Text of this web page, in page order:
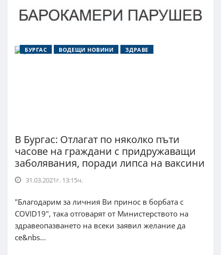
БУРГАС ВОДЕЩИ НОВИНИ ЗДРАВЕ
В Бургас: Отлагат по няколко пъти
часове на граждани с придружаващи
заболявания, поради липса на ваксини
31.03.2021г. 13:15ч.
"Благодарим за личния Ви принос в борбата с
COVID19", така отговарят от Министерството на
здравеопазването на всеки заявил желание да
се&nbs...